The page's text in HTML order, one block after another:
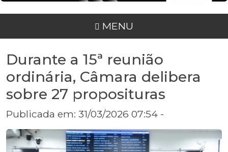
MENU
Durante a 15ª reunião
ordinária, Câmara delibera
sobre 27 proposituras
Publicada em: 31/03/2026 07:54 -